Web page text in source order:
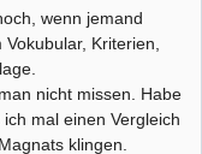
wenn jemand
Kriterien,
nicht missen. Habe
mal einen Vergleich
klingen.